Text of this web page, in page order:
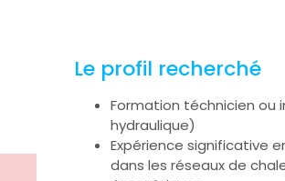
Le profil recherché
Formation téchnicien ou
hydraulique)
Expérience significative
dans les réseaux de